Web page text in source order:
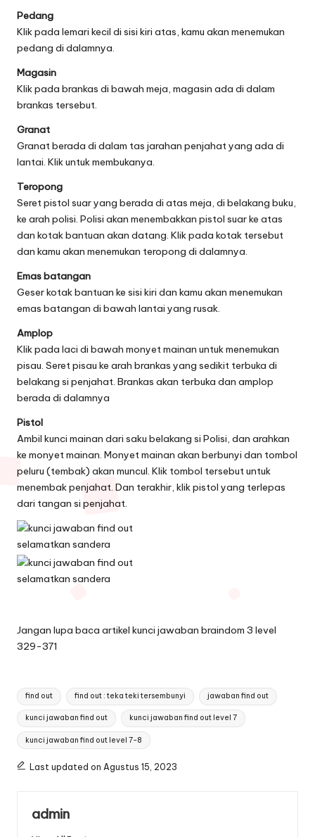
Pedang
Klik pada lemari kecil di sisi kiri atas, kamu akan menemukan
pedang di dalamnya.
Magasin
Klik pada brankas di bawah meja, magasin ada di dalam
brankas tersebut.
Granat
Granat berada di dalam tas jarahan penjahat yang ada di
lantai. Klik untuk membukanya.
Teropong
Seret pistol suar yang berada di atas meja, di belakang buku,
ke arah polisi. Polisi akan menembakkan pistol suar ke atas
dan kotak bantuan akan datang. Klik pada kotak tersebut
dan kamu akan menemukan teropong di dalamnya.
Emas batangan
Geser kotak bantuan ke sisi kiri dan kamu akan menemukan
emas batangan di bawah lantai yang rusak.
Amplop
Klik pada laci di bawah monyet mainan untuk menemukan
pisau. Seret pisau ke arah brankas yang sedikit terbuka di
belakang si penjahat. Brankas akan terbuka dan amplop
berada di dalamnya
Pistol
Ambil kunci mainan dari saku belakang si Polisi, dan arahkan
ke monyet mainan. Monyet mainan akan berbunyi dan tombol
peluru (tembak) akan muncul. Klik tombol tersebut untuk
menembak penjahat. Dan terakhir, klik pistol yang terlepas
dari tangan si penjahat.
Jangan lupa baca artikel kunci jawaban braindom 3 level
329-371
Tags:
find out find out : teka teki tersembunyi jawaban find out
kunci jawaban find out kunci jawaban find out level 7
kunci jawaban find out level 7-8
Last updated on Agustus 15, 2023
admin